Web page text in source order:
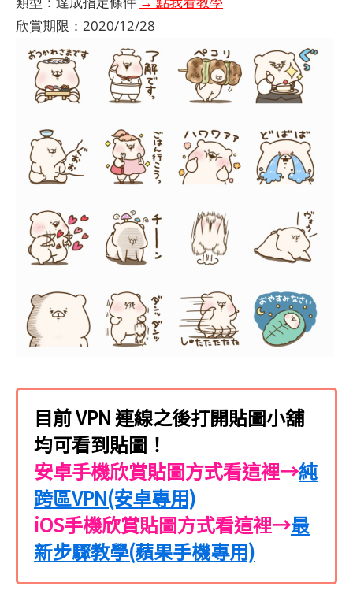
欣賞期限：2020/12/28
目前 VPN 連線之後打開貼圖小舖
均可看到貼圖！
安卓手機欣賞貼圖方式看這裡→純
跨區VPN(安卓專用)
iOS手機欣賞貼圖方式看這裡→最
新步驟教學(蘋果手機專用)